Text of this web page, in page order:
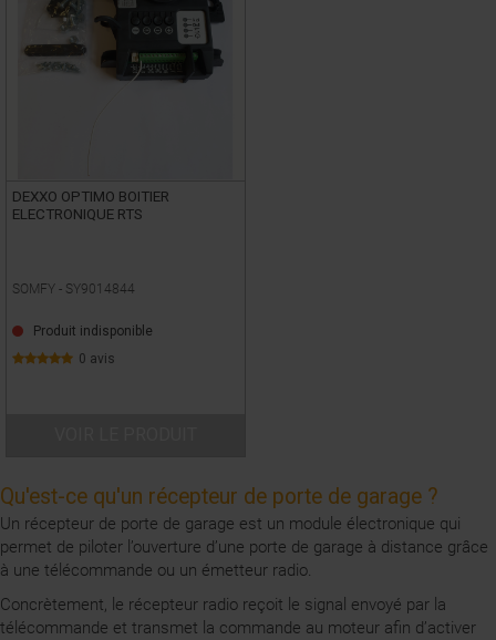
Qu'est-ce qu'un récepteur de porte de garage ?
Un récepteur de porte de garage est un module électronique qui
permet de piloter l’ouverture d’une porte de garage à distance grâce
à une télécommande ou un émetteur radio.
Concrètement, le récepteur radio reçoit le signal envoyé par la
télécommande et transmet la commande au moteur afin d’activer
DEXXO OPTIMO BOITIER
ELECTRONIQUE RTS
SOMFY - SY9014844
Produit indisponible
0 avis